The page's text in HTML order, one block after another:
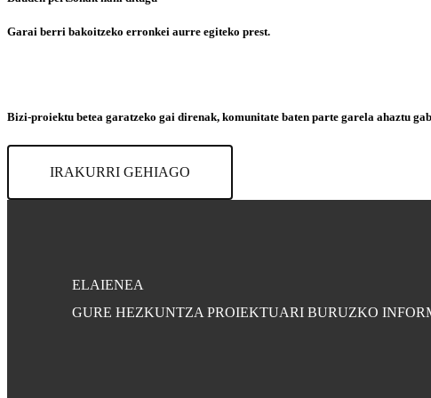
Garai berri bakoitzeko erronkei aurre egiteko prest.
Bizi-proiektu betea garatzeko gai direnak, komunitate baten parte garela ahaztu
IRAKURRI GEHIAGO
ELAIENEA
GURE HEZKUNTZA PROIEKTUARI BURUZKO